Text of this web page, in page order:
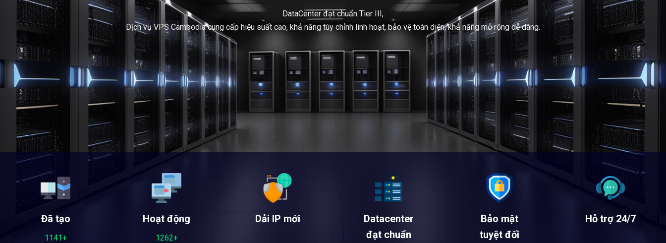
DataCenter đạt chuẩn Tier III,
Dịch vụ VPS Cambodia cung cấp hiệu suất cao, khả năng tùy chỉnh linh hoạt, bảo vệ toàn diện, khả năng mở rộng dễ dàng.
Đã tạo
1141+
Hoạt động
1262+
Dải IP mới
Datacenter
đạt chuẩn
Bảo mật
tuyệt đối
Hỗ trợ 24/7